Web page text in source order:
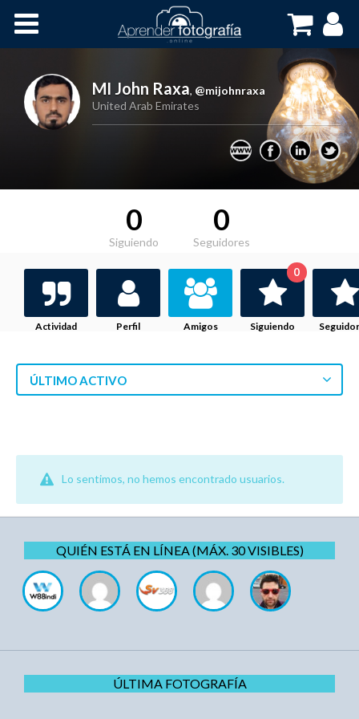
Cursos OnLine
MI John Raxa, @mijohnraxa
United Arab Emirates
0
Siguiendo
0
Seguidores
Actividad Perfil Amigos Siguiendo
0
ÚLTIMO ACTIVO
Lo sentimos, no hemos encontrado usuarios.
QUIÉN ESTÁ EN LÍNEA (MÁX. 30 VISIBLES)
ÚLTIMA FOTOGRAFÍA